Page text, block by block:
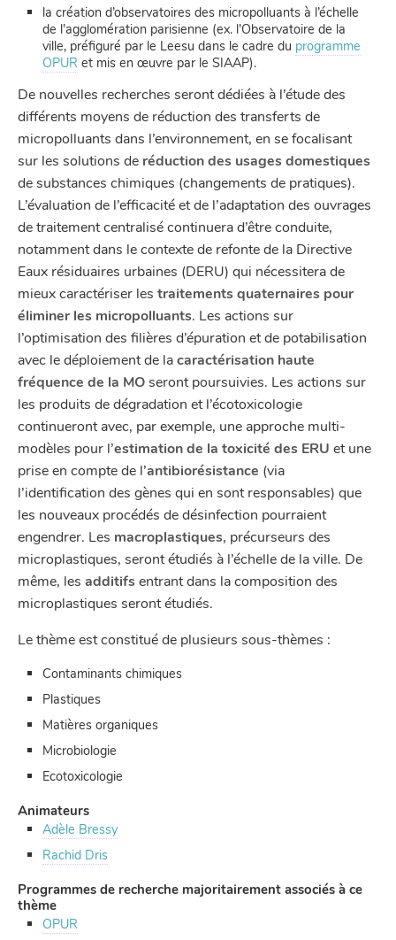
la création d’observatoires des micropolluants à l’échelle
de l’agglomération parisienne (ex. l’Observatoire de la
ville, préfiguré par le Leesu dans le cadre du programme
OPUR et mis en œuvre par le SIAAP).
De nouvelles recherches seront dédiées à l’étude des
différents moyens de réduction des transferts de
micropolluants dans l’environnement, en se focalisant
sur les solutions de réduction des usages domestiques
de substances chimiques (changements de pratiques).
L’évaluation de l’efficacité et de l’adaptation des ouvrages
de traitement centralisé continuera d’être conduite,
notamment dans le contexte de refonte de la Directive
Eaux résiduaires urbaines (DERU) qui nécessitera de
mieux caractériser les traitements quaternaires pour
éliminer les micropolluants. Les actions sur
l’optimisation des filières d’épuration et de potabilisation
avec le déploiement de lacaractérisation haute
fréquence de la MOseront poursuivies. Les actions sur
les produits de dégradation et l’écotoxicologie
continueront avec, par exemple, une approche multi-
modèles pour l’estimation de la toxicité des ERU et une
prise en compte de l’antibiorésistance (via
l’identification des gènes qui en sont responsables) que
les nouveaux procédés de désinfection pourraient
engendrer. Les macroplastiques, précurseurs des
microplastiques, seront étudiés à l’échelle de la ville. De
même, les additifsentrant dans la composition des
microplastiques seront étudiés.
Le thème est constitué de plusieurs sous-thèmes :
Contaminants chimiques
Plastiques
Matières organiques
Microbiologie
Ecotoxicologie
Animateurs
Adèle Bressy
Rachid Dris
Programmes de recherche majoritairement associés à ce
thème
OPUR